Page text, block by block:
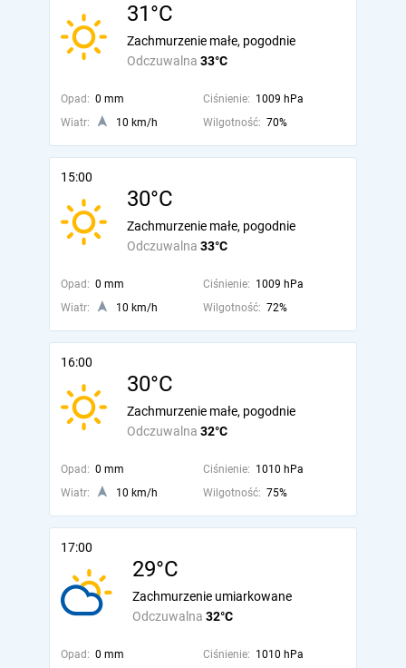
31°C
Odczuwalna 33°C
Zachmurzenie małe, pogodnie
Opad: 0 mm Ciśnienie: 1009 hPa
Wiatr:
10 km/h Wilgotność: 70%
15:00
30°C
Odczuwalna 33°C
Zachmurzenie małe, pogodnie
Opad: 0 mm Ciśnienie: 1009 hPa
Wiatr:
10 km/h Wilgotność: 72%
16:00
30°C
Odczuwalna 32°C
Zachmurzenie małe, pogodnie
Opad: 0 mm Ciśnienie: 1010 hPa
Wiatr:
10 km/h Wilgotność: 75%
17:00
29°C
Odczuwalna 32°C
Zachmurzenie umiarkowane
Opad: 0 mm Ciśnienie: 1010 hPa